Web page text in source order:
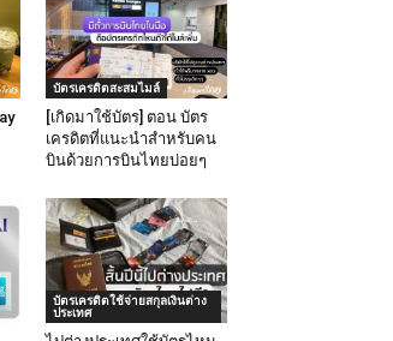
บัตรเครดิตสะสมไมล์
[เกิดมาใช้บัตร] ตอน บัตร
เครดิตที่แนะนำสำหรับคน
บินด้วยการบินไทยบ่อยๆ
บัตรเครดิตใช้จ่ายสกุลเงินต่าง
ประเทศ